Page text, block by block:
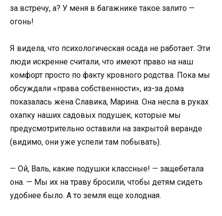
за встречу, а? У меня в багажнике такое залито —
огонь!
Я видела, что психологическая осада не работает. Эти
люди искренне считали, что имеют право на наш
комфорт просто по факту кровного родства. Пока мы
обсуждали «права собственности», из-за дома
показалась жена Славика, Марина. Она несла в руках
охапку наших садовых подушек, которые мы
предусмотрительно оставили на закрытой веранде
(видимо, они уже успели там побывать).
— Ой, Валь, какие подушки классные! — защебетала
она. — Мы их на траву бросили, чтобы детям сидеть
удобнее было. А то земля еще холодная.